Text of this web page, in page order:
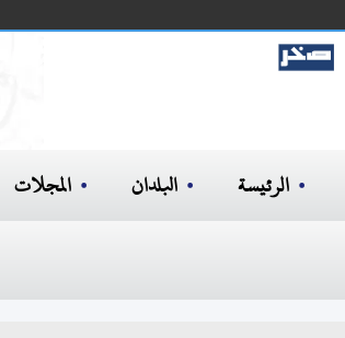
الرئيسة البلدان المجلات